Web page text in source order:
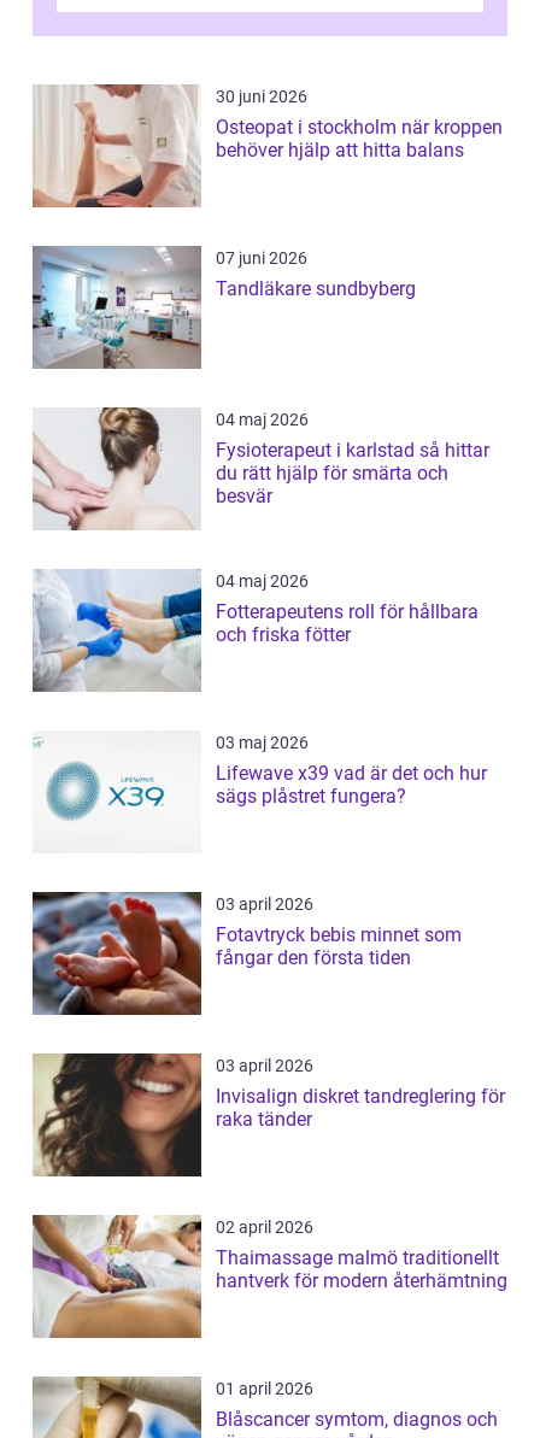
förändringarna u...
30 juni 2026
Osteopat i stockholm när kroppen
behöver hjälp att hitta balans
07 juni 2026
Tandläkare sundbyberg
04 maj 2026
Fysioterapeut i karlstad så hittar
du rätt hjälp för smärta och
besvär
04 maj 2026
Fotterapeutens roll för hållbara
och friska fötter
03 maj 2026
Lifewave x39 vad är det och hur
sägs plåstret fungera?
03 april 2026
Fotavtryck bebis minnet som
fångar den första tiden
03 april 2026
Invisalign diskret tandreglering för
raka tänder
02 april 2026
Thaimassage malmö traditionellt
hantverk för modern återhämtning
01 april 2026
Blåscancer symtom, diagnos och